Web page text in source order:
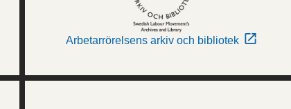
Arbetarrörelsens arkiv och bibliotek